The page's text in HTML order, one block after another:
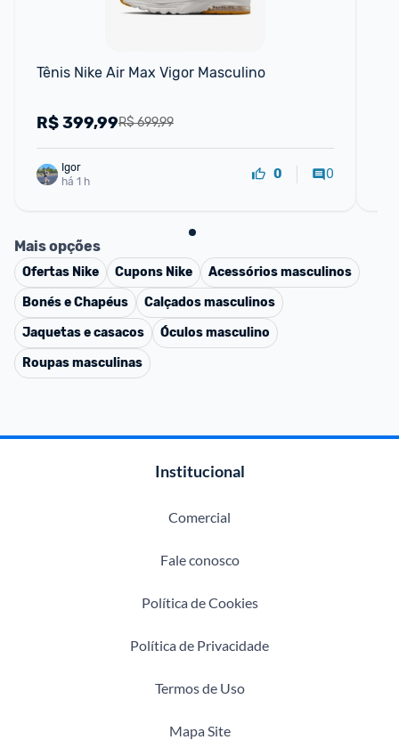
Tênis Nike Air Max Vigor Masculino
R$ 699,99
R$399,99
Igor
há 1 h
0 0
Mais opções
Ofertas Nike Cupons Nike
Acessórios masculinos
Bonés e Chapéus
Calçados masculinos
Jaquetas e casacos
Óculos masculino
Roupas masculinas
Institucional
Comercial
Fale conosco
Política de Cookies
Política de Privacidade
Termos de Uso
Mapa Site